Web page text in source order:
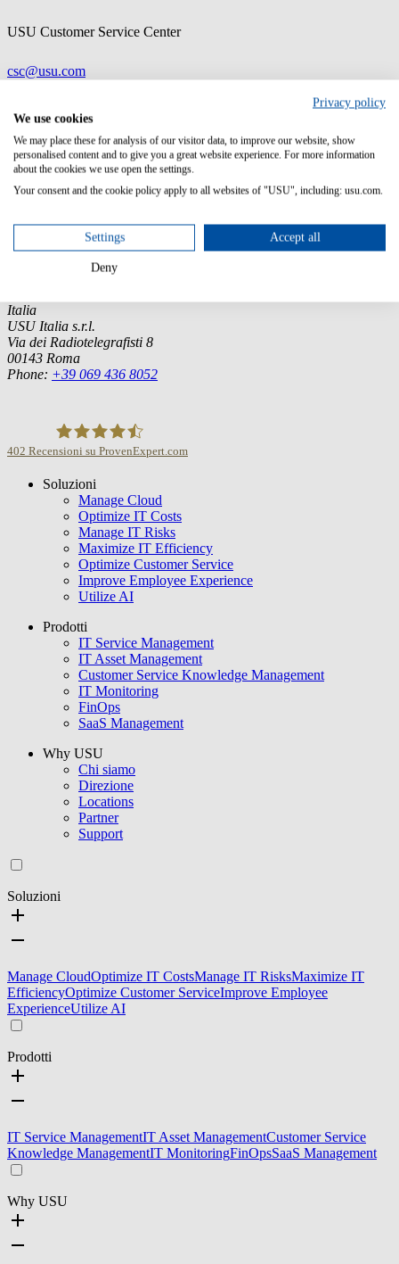
USU Customer Service Center
csc@usu.com
German, English, French
Germany (Headquarter)
Spitalhof
71696 Möglingen
+49 7141 4867-0
Italia
USU Italia s.r.l.
Via dei Radiotelegrafisti 8
00143 Roma
Phone: +39 069 436 8052
USU GmbH
402 Recensioni su ProvenExpert.com
Soluzioni
Manage Cloud
Optimize IT Costs
Manage IT Risks
Maximize IT Efficiency
Optimize Customer Service
Improve Employee Experience
Utilize AI
Prodotti
IT Service Management
IT Asset Management
Customer Service Knowledge Management
IT Monitoring
FinOps
SaaS Management
Why USU
Chi siamo
Direzione
Locations
Partner
Support
Soluzioni
Manage CloudOptimize IT CostsManage IT RisksMaximize IT
EfficiencyOptimize Customer ServiceImprove Employee
ExperienceUtilize AI
Prodotti
IT Service ManagementIT Asset ManagementCustomer Service
Knowledge ManagementIT MonitoringFinOpsSaaS Management
Why USU
Privacy policy
We use cookies
We may place these for analysis of our visitor data, to improve our website, show
personalised content and to give you a great website experience. For more information
about the cookies we use open the settings.
Your consent and the cookie policy apply to all websites of "USU", including: usu.com.
Settings Accept all
Deny